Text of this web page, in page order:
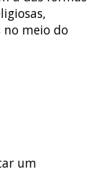
no meio do
um